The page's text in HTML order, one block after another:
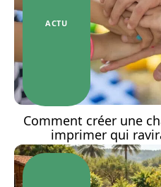
ACTU
Comment créer une
imprimer qui